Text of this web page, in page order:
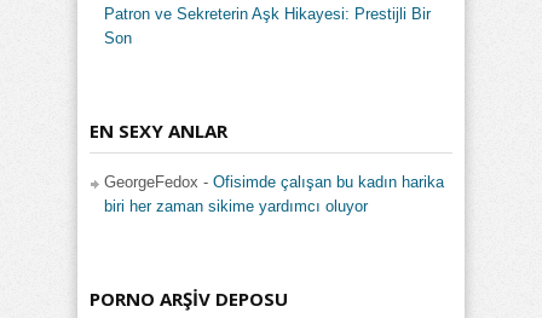
Patron ve Sekreterin Aşk Hikayesi: Prestijli Bir
Son
EN SEXY ANLAR
GeorgeFedox - Ofisimde çalışan bu kadın harika
biri her zaman sikime yardımcı oluyor
PORNO ARŞİV DEPOSU